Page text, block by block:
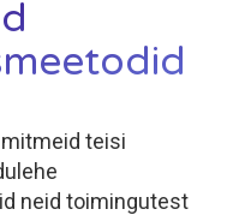
mitmeid teisi
neid toimingutest